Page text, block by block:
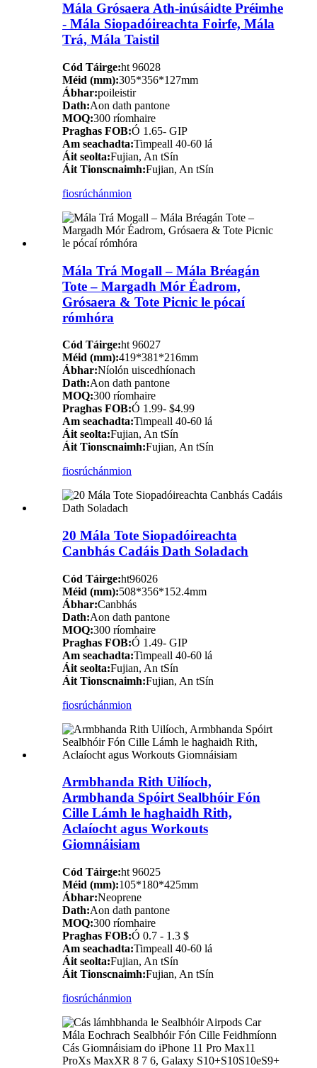
Mála Grósaera Ath-inúsáidte Préimhe
- Mála Siopadóireachta Foirfe, Mála
Trá, Mála Taistil
Cód Táirge:ht 96028
Méid (mm):305*356*127mm
Ábhar:poileistir
Dath:Aon dath pantone
MOQ:300 ríomhaire
Praghas FOB:Ó 1.65- GIP
Am seachadta:Timpeall 40-60 lá
Áit seolta:Fujian, An tSín
Áit Tionscnaimh:Fujian, An tSín
fiosrúchánmion
Mála Trá Mogall – Mála Bréagán
Tote – Margadh Mór Éadrom,
Grósaera & Tote Picnic le pócaí
rómhóra
Cód Táirge:ht 96027
Méid (mm):419*381*216mm
Ábhar:Níolón uiscedhíonach
Dath:Aon dath pantone
MOQ:300 ríomhaire
Praghas FOB:Ó 1.99- $4.99
Am seachadta:Timpeall 40-60 lá
Áit seolta:Fujian, An tSín
Áit Tionscnaimh:Fujian, An tSín
fiosrúchánmion
20 Mála Tote Siopadóireachta
Canbhás Cadáis Dath Soladach
Cód Táirge:ht96026
Méid (mm):508*356*152.4mm
Ábhar:Canbhás
Dath:Aon dath pantone
MOQ:300 ríomhaire
Praghas FOB:Ó 1.49- GIP
Am seachadta:Timpeall 40-60 lá
Áit seolta:Fujian, An tSín
Áit Tionscnaimh:Fujian, An tSín
fiosrúchánmion
Armbhanda Rith Uilíoch,
Armbhanda Spóirt Sealbhóir Fón
Cille Lámh le haghaidh Rith,
Aclaíocht agus Workouts
Giomnáisiam
Cód Táirge:ht 96025
Méid (mm):105*180*425mm
Ábhar:Neoprene
Dath:Aon dath pantone
MOQ:300 ríomhaire
Praghas FOB:Ó 0.7 - 1.3 $
Am seachadta:Timpeall 40-60 lá
Áit seolta:Fujian, An tSín
Áit Tionscnaimh:Fujian, An tSín
fiosrúchánmion